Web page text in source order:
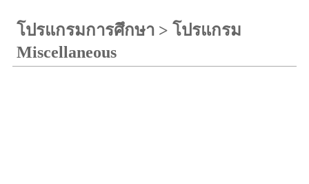
โปรแกรมการศึกษา > โปรแกรม
Miscellaneous